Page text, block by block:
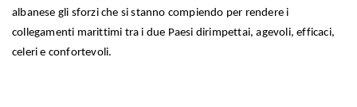
albanese gli sforzi che si stanno compiendo per rendere i
collegamenti marittimi tra i due Paesi dirimpettai, agevoli, efficaci,
celeri e confortevoli.